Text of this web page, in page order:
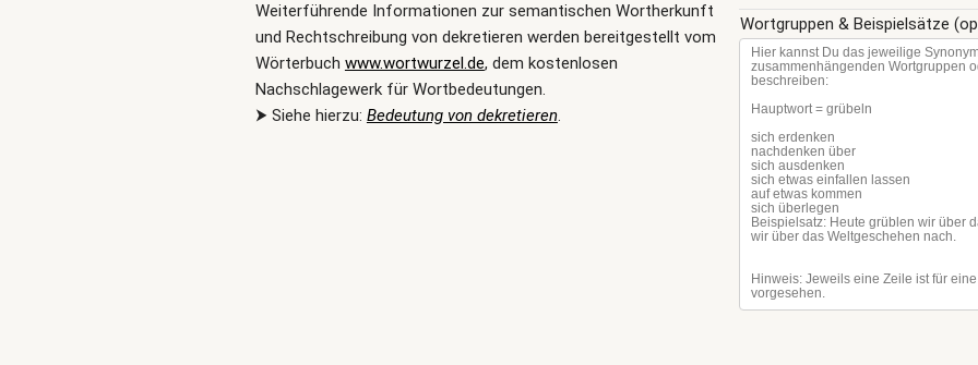
Weiterführende Informationen zur semantischen Wortherkunft
und Rechtschreibung von dekretieren werden bereitgestellt vom
Wörterbuch www.wortwurzel.de, dem kostenlosen
Nachschlagewerk für Wortbedeutungen.
⮞ Siehe hierzu: Bedeutung von dekretieren.
Wortgruppen & Beispielsätze